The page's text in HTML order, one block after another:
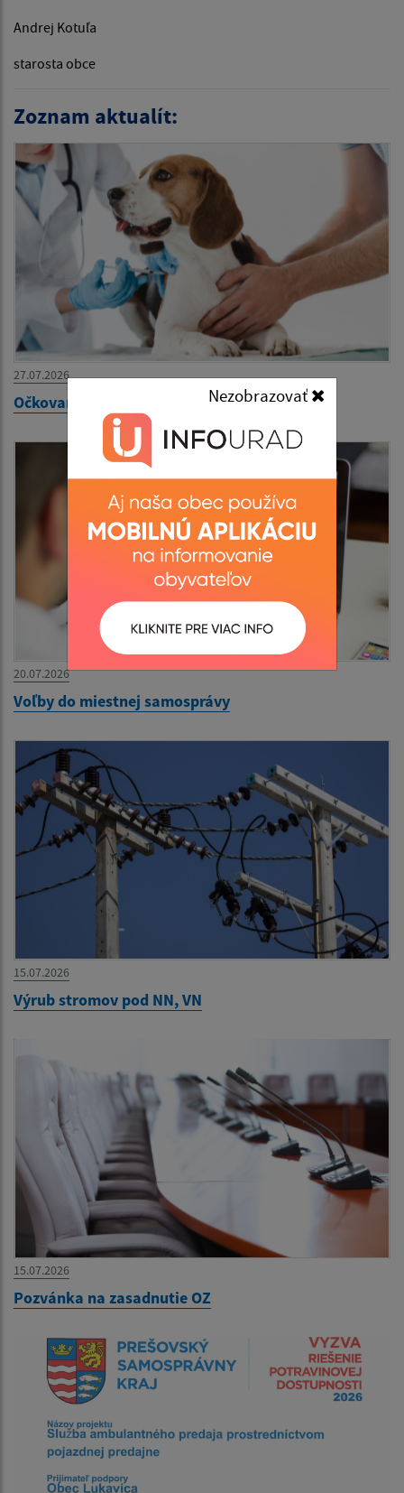
Nezobrazovať
Andrej Kotuľa
starosta obce
Zoznam aktualít:
27.07.2026
Očkovanie psov
20.07.2026
Voľby do miestnej samosprávy
15.07.2026
Výrub stromov pod NN, VN
15.07.2026
Pozvánka na zasadnutie OZ